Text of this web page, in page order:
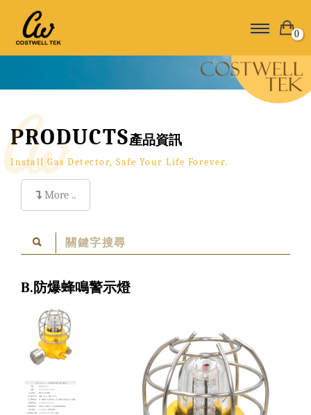
0
PRODUCTS產品資訊
Install Gas Detector, Safe Your Life Forever.
More ..
B.防爆蜂鳴警示燈